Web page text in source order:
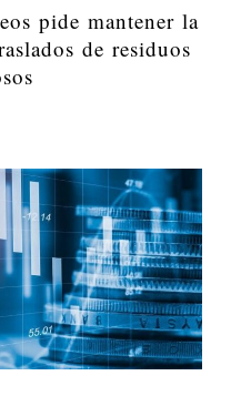
pide mantener la
de residuos